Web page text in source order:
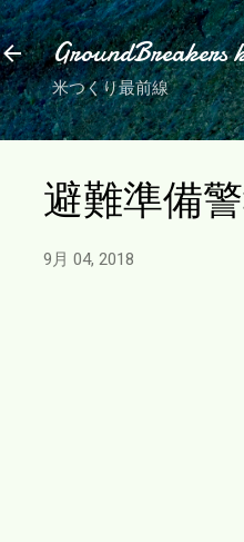
GroundBreakers
米つくり最前線
避難準備
9月 04, 2018